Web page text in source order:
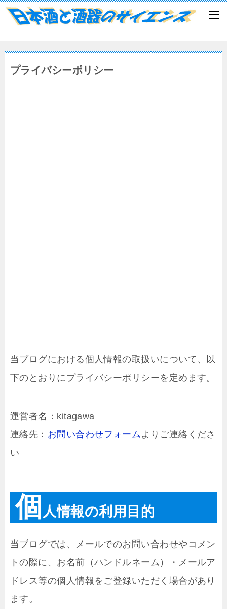
プライバシーポリシー
当ブログにおける個人情報の取扱いについて、以
下のとおりにプライバシーポリシーを定めます。
運営者名：kitagawa
連絡先： お問い合わせフォーム よりご連絡くださ
い
個 人情報の利用目的
当ブログでは、メールでのお問い合わせやコメン
トの際に、お名前（ハンドルネーム）・メールア
ドレス等の個人情報をご登録いただく場合があり
ます。